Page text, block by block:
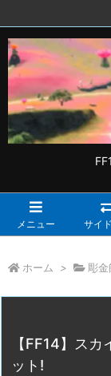
メニュー サイ
ホーム > 彫金
【FF14】ス
ット!